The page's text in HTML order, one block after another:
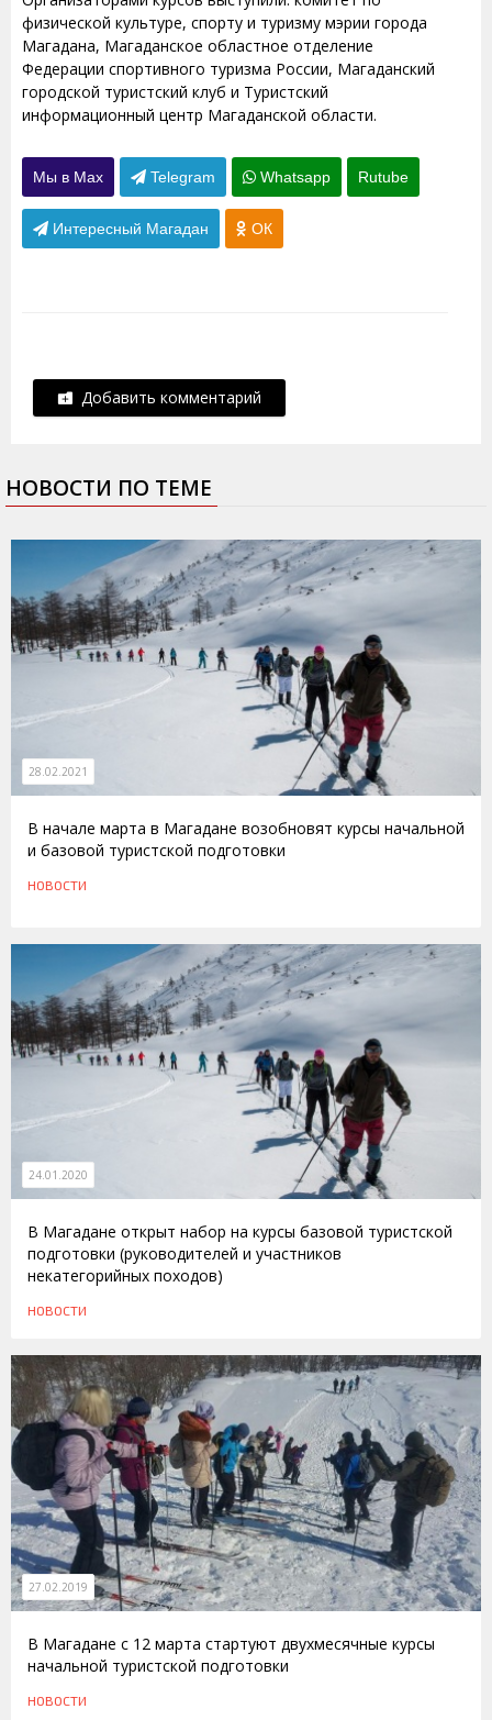
физической культуре, спорту и туризму мэрии города
Магадана, Магаданское областное отделение
Федерации спортивного туризма России, Магаданский
городской туристский клуб и Туристский
информационный центр Магаданской области.
Мы в Max Telegram Whatsapp Rutube
Интересный Магадан ОК
Добавить комментарий
НОВОСТИ ПО ТЕМЕ
28.02.2021
В начале марта в Магадане возобновят курсы начальной
и базовой туристской подготовки
НОВОСТИ
24.01.2020
В Магадане открыт набор на курсы базовой туристской
подготовки (руководителей и участников
некатегорийных походов)
НОВОСТИ
27.02.2019
В Магадане с 12 марта стартуют двухмесячные курсы
начальной туристской подготовки
НОВОСТИ